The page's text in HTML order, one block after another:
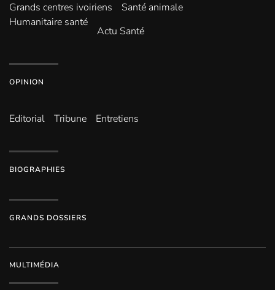
Grands centres ivoiriens
Santé animale
Humanitaire santé
Actu Santé
OPINION
Editorial Tribune Entretiens
BIOGRAPHIES
GRANDS DOSSIERS
MULTIMÉDIA